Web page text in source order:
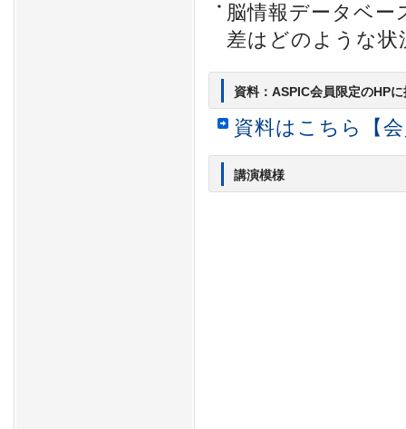
脳情報データベー
差はどのような状
資料：ASPIC会員限定のHP
資料はこちら【
講演模様